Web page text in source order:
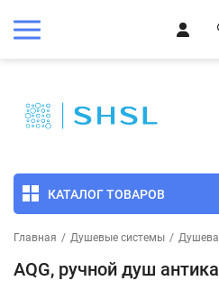
КАТАЛОГ ТОВАРОВ
Главная / Душевые системы /
AQG, ручной душ